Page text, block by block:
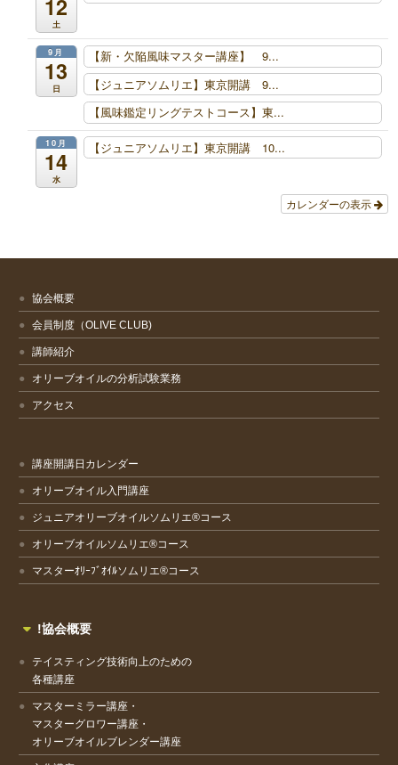
12
土
9月
13
日
【新・欠陥風味マスター講座】 9...
【ジュニアソムリエ】東京開講 9...
【風味鑑定リングテストコース】東...
10月
14
水
【ジュニアソムリエ】東京開講 10...
カレンダーの表示
協会概要
会員制度（OLIVE CLUB)
講師紹介
オリーブオイルの分析試験業務
アクセス
講座開講日カレンダー
オリーブオイル入門講座
ジュニアオリーブオイルソムリエ®コース
オリーブオイルソムリエ®コース
マスターｵﾘｰﾌﾞｵｲﾙソムリエ®コース
!協会概要
テイスティング技術向上のための
各種講座
マスターミラー講座・
マスターグロワー講座・
オリーブオイルブレンダー講座